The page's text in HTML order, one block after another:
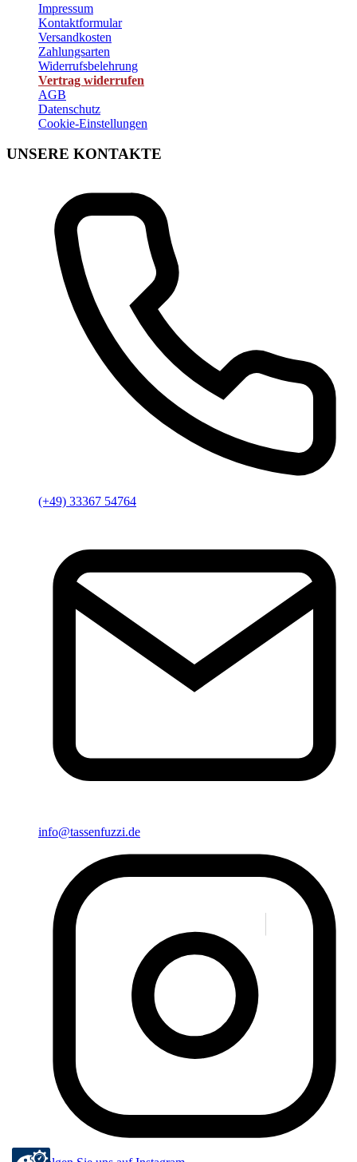
Impressum
Kontaktformular
Versandkosten
Zahlungsarten
Widerrufsbelehrung
Vertrag widerrufen
AGB
Datenschutz
Cookie-Einstellungen
UNSERE KONTAKTE
(+49) 33367 54764
info@tassenfuzzi.de